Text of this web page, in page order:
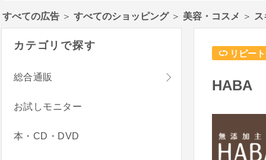
すべての広告 ＞ すべてのショッピング＞ 美容・コスメ ＞ ス
リピー
HABA
カテゴリで探す
総合通販
お試しモニター
本・CD・DVD